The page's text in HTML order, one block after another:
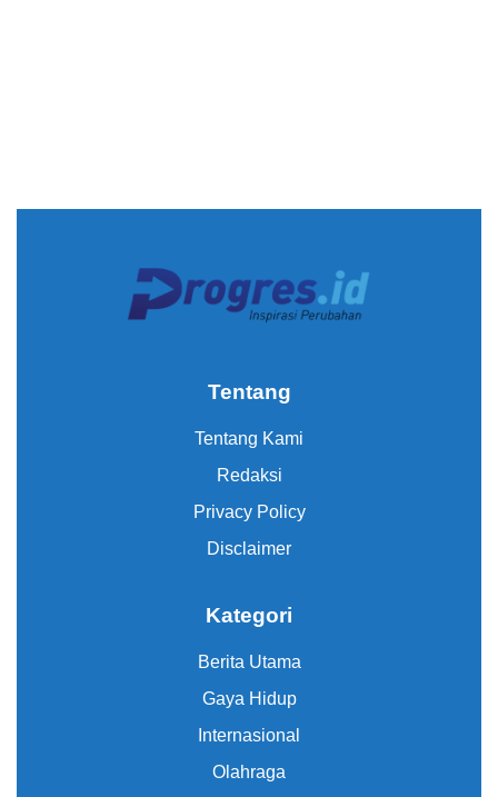
Tentang
Tentang Kami
Redaksi
Privacy Policy
Disclaimer
Kategori
Berita Utama
Gaya Hidup
Internasional
Olahraga